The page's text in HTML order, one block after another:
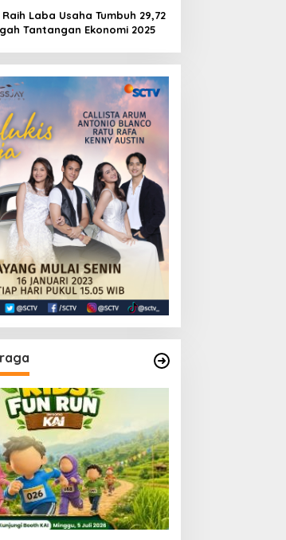
Raih Laba Usaha Tumbuh 29,72
Tantangan Ekonomi 2025